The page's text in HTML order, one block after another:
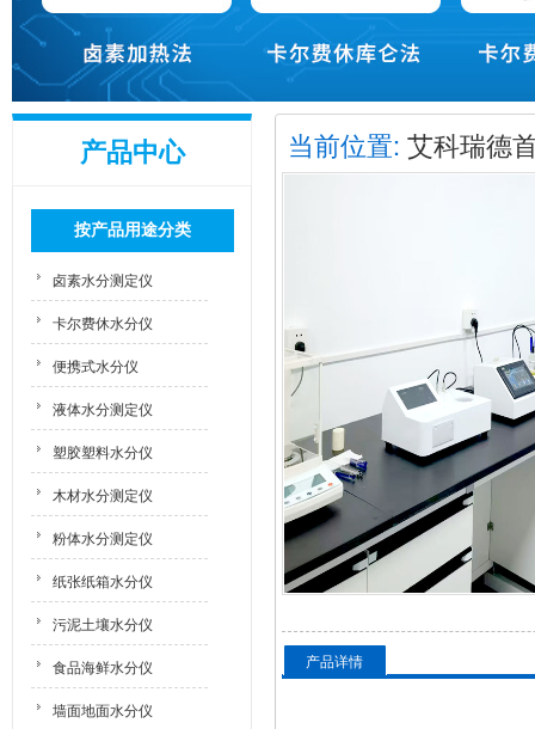
产品中心
按产品用途分类
卤素水分测定仪
卡尔费休水分仪
便携式水分仪
液体水分测定仪
塑胶塑料水分仪
木材水分测定仪
粉体水分测定仪
纸张纸箱水分仪
污泥土壤水分仪
食品海鲜水分仪
墙面地面水分仪
当前位置: 艾科瑞德
产品详情